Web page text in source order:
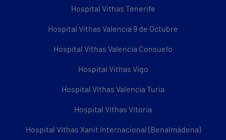
Hospital Vithas Tenerife
Hospital Vithas Valencia 9 de Octubre
Hospital Vithas Valencia Consuelo
Hospital Vithas Vigo
Hospital Vithas Valencia Turia
Hospital Vithas Vitoria
Hospital Vithas Xanit Internacional (Benalmádena)